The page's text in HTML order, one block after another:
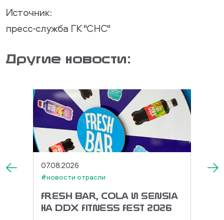
Источник:
пресс-служба ГК "СНС"
Другие новости:
07.08.2026
#новости отрасли
FRESH BAR, COLA И SENSIA
НА DDX FITNESS FEST 2026